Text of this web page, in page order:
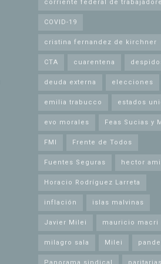
corriente federal de
COVID-19
cristina fernandez de kirchner
CTA cuarentena
deuda externa elecciones
emilia trabucco estados
evo morales Feas Sucias y
FMI Frente de Todos
Fuentes Seguras hector
Horacio Rodríguez Larreta
inflación islas malvinas
Javier Milei mauricio macri
milagro sala Milei
Panorama sindical paritarias